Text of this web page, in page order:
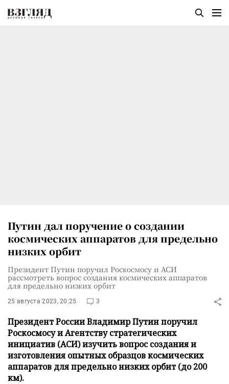
Путин дал поручение о создании
космических аппаратов для предельно
низких орбит
Президент Путин поручил Роскосмосу и АСИ
рассмотреть вопрос создания космических аппаратов
для предельно низких орбит
25 августа 2023, 20:25 3
Президент России Владимир Путин поручил
Роскосмосу и Агентству стратегических
инициатив (АСИ) изучить вопрос создания и
изготовления опытных образцов космических
аппаратов для предельно низких орбит (до 200
км).